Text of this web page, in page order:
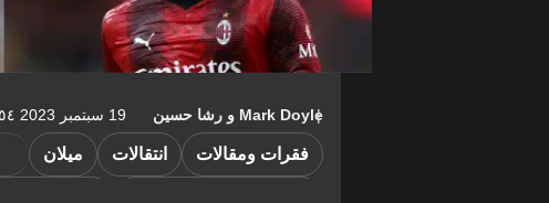
Mark Doyle و رشا حسين 19 سبتمبر 2023 ١٠:٥٤-04:00
فقرات ومقالات انتقالات ميلان